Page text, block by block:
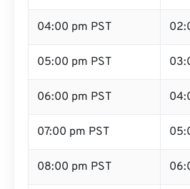
04:00 pm PST
05:00 pm PST
06:00 pm PST
07:00 pm PST
08:00 pm PST